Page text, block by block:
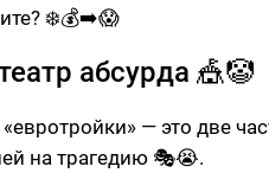
❄️💰➡️😱
абсурда 🎪🤡
— это две
на трагедию 🎭😭.